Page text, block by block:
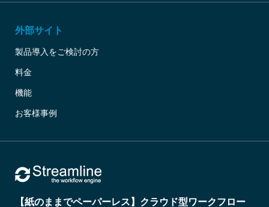
外部サイト
製品導入をご検討の方
料金
機能
お客様事例
【紙のままでペーパーレス】クラウド型ワークフロー